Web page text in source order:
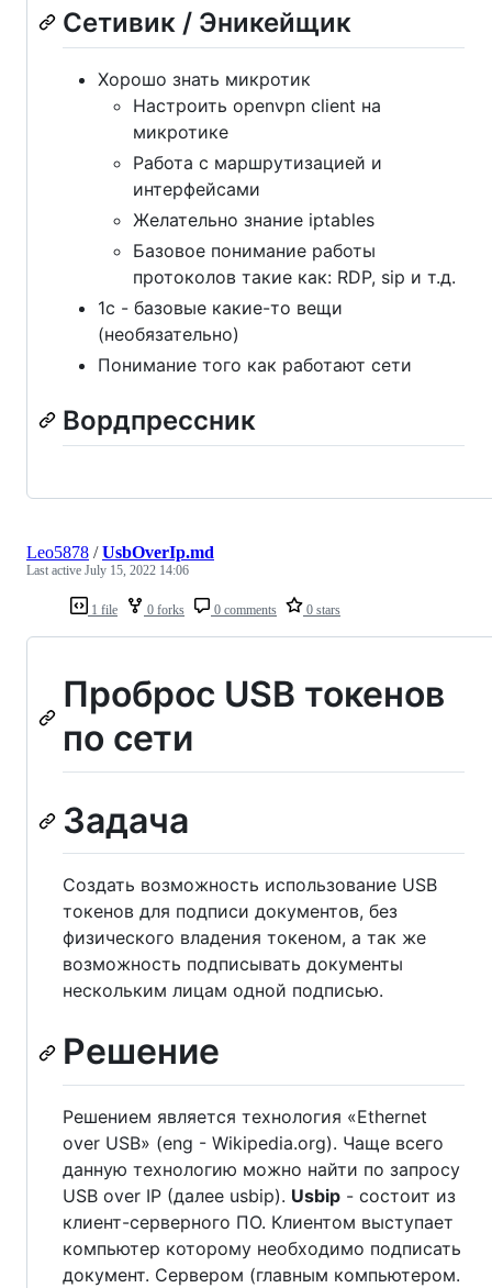
Сетивик / Эникейщик
Хорошо знать микротик
Настроить openvpn client на
микротике
Работа с маршрутизацией и
интерфейсами
Желательно знание iptables
Базовое понимание работы
протоколов такие как: RDP, sip и т.д.
1с - базовые какие-то вещи
(необязательно)
Понимание того как работают сети
Вордпрессник
1 file 0 forks 0 comments 0 stars
Leo5878 /UsbOverIp.md
Last active July 15, 2022 14:06
Проброс USB токенов
по сети
Задача
Создать возможность использование USB
токенов для подписи документов, без
физического владения токеном, а так же
возможность подписывать документы
нескольким лицам одной подписью.
Решение
Решением является технология «Ethernet
over USB» (eng - Wikipedia.org). Чаще всего
данную технологию можно найти по запросу
USB over IP (далее usbip). Usbip - состоит из
клиент-серверного ПО. Клиентом выступает
компьютер которому необходимо подписать
документ. Сервером (главным компьютером.